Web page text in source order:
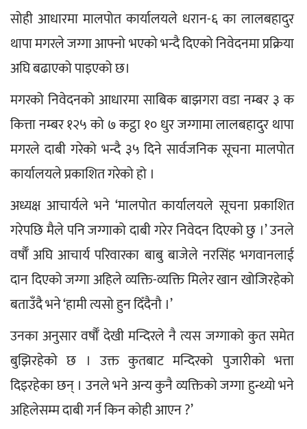
सोही आधारमा मालपोत कार्यालयले धरान-६ का लालबहादुर
थापा मगरले जग्गा आफ्नो भएको भन्दै दिएको निवेदनमा प्रक्रिया
अघि बढाएको पाइएको छ।
मगरको निवेदनको आधारमा साबिक बाझगरा वडा नम्बर ३ क
कित्ता नम्बर १२५ को ७ कट्ठा १० धुर जग्गामा लालबहादुर थापा
मगरले दाबी गरेको भन्दै ३५ दिने सार्वजनिक सूचना मालपोत
कार्यालयले प्रकाशित गरेको हो ।
अध्यक्ष आचार्यले भने ‘मालपोत कार्यालयले सूचना प्रकाशित
गरेपछि मैले पनि जग्गाको दाबी गरेर निवेदन दिएको छु ।’ उनले
वर्षौँ अघि आचार्य परिवारका बाबु बाजेले नरसिंह भगवानलाई
दान दिएको जग्गा अहिले व्यक्ति-व्यक्ति मिलेर खान खोजिरहेको
बताउँदै भने ‘हामी त्यसो हुन दिँदैनौ ।’
उनका अनुसार वर्षौँ देखी मन्दिरले नै त्यस जग्गाको कुत समेत
बुझिरहेको छ । उक्त कुतबाट मन्दिरको पुजारीको भत्ता
दिइरहेका छन् । उनले भने अन्य कुनै व्यक्तिको जग्गा हुन्थ्यो भने
अहिलेसम्म दाबी गर्न किन कोही आएन ?’